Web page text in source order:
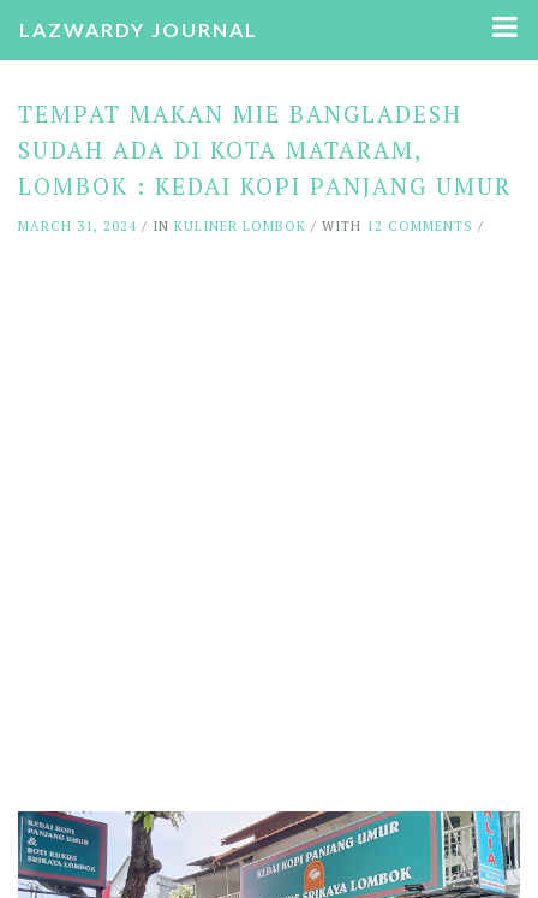
LAZWARDY JOURNAL
TEMPAT MAKAN MIE BANGLADESH
SUDAH ADA DI KOTA MATARAM,
LOMBOK : KEDAI KOPI PANJANG UMUR
MARCH 31, 2024 / IN KULINER LOMBOK / WITH 12 COMMENTS /